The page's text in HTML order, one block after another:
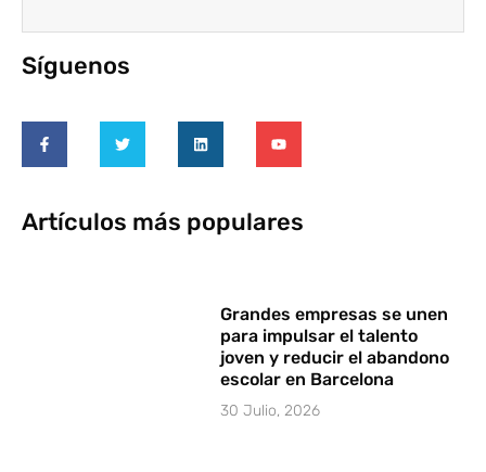
Síguenos
Artículos más populares
Grandes empresas se unen
para impulsar el talento
joven y reducir el abandono
escolar en Barcelona
30 Julio, 2026